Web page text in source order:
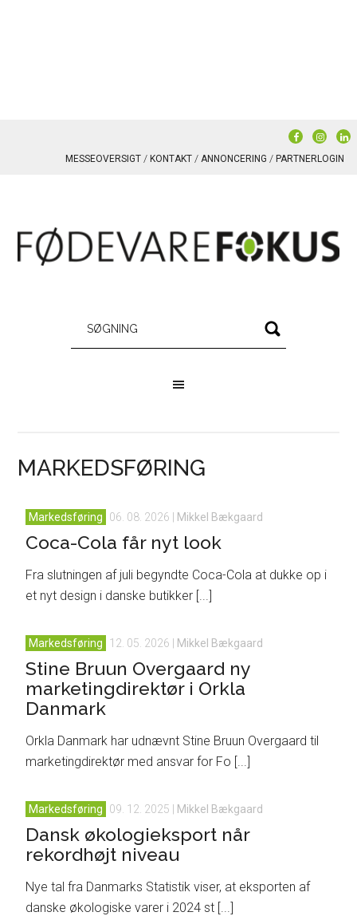
MESSEOVERSIGT KONTAKT ANNONCERING PARTNERLOGIN
MARKEDSFØRING
Markedsføring 06. 08. 2026 Mikkel Bækgaard
Coca-Cola får nyt look
Fra slutningen af juli begyndte Coca-Cola at dukke op i
et nyt design i danske butikker [...]
Markedsføring 12. 05. 2026 Mikkel Bækgaard
Stine Bruun Overgaard ny
marketingdirektør i Orkla
Danmark
Orkla Danmark har udnævnt Stine Bruun Overgaard til
marketingdirektør med ansvar for Fo [...]
Markedsføring 09. 12. 2025 Mikkel Bækgaard
Dansk økologieksport når
rekordhøjt niveau
Nye tal fra Danmarks Statistik viser, at eksporten af
danske økologiske varer i 2024 st [...]